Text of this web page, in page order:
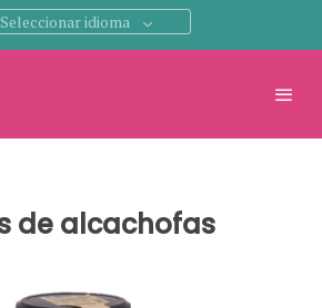
Seleccionar idioma
de alcachofas